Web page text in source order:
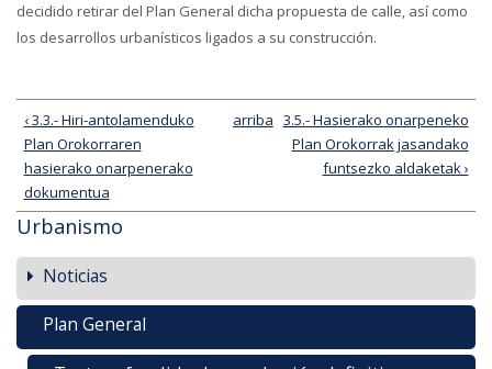
decidido retirar del Plan General dicha propuesta de calle, así como
los desarrollos urbanísticos ligados a su construcción.
‹ 3.3.- Hiri-antolamenduko
Plan Orokorraren
hasierako onarpenerako
dokumentua
arriba 3.5.- Hasierako onarpeneko
Plan Orokorrak jasandako
funtsezko aldaketak ›
Urbanismo
Noticias
Plan General